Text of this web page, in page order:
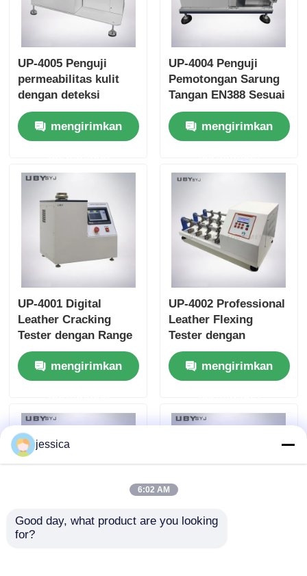
UP-4005 Penguji
permeabilitas kulit
dengan deteksi
penimbangan presisi
dan kontrol
kelembaban & suhu
peralatan pengujian
laboratorium
mengirimkan
UP-4004 Penguji
Pemotongan Sarung
Tangan EN388 Sesuai
ISO 13997 dengan
Beban Uji Dapat
Disesuaikan 5N~50N
Presisi
mengirimkan
UP-4001 Digital
Leather Cracking
Tester dengan Range
Force 0~1000N
Φ6.35mm Steel Ball
dan ±1% Keakuratan
Pengujian Distension
Leather Grain
mengirimkan
UP-4002 Professional
Leather Flexing
Tester dengan
6,12,24Set Posisi
pengujian dan 22,5° ±
0,5° Flexing Angle
mm Sampel
mengirimkan
jessica
6:02 AM
Good day, what product are you looking
for?